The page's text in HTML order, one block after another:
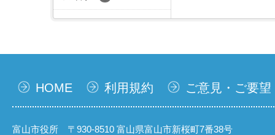
HOME 利用規約 ご意見・ご要望
富山市役所 〒930-8510 富山県富山市新桜町7番38号